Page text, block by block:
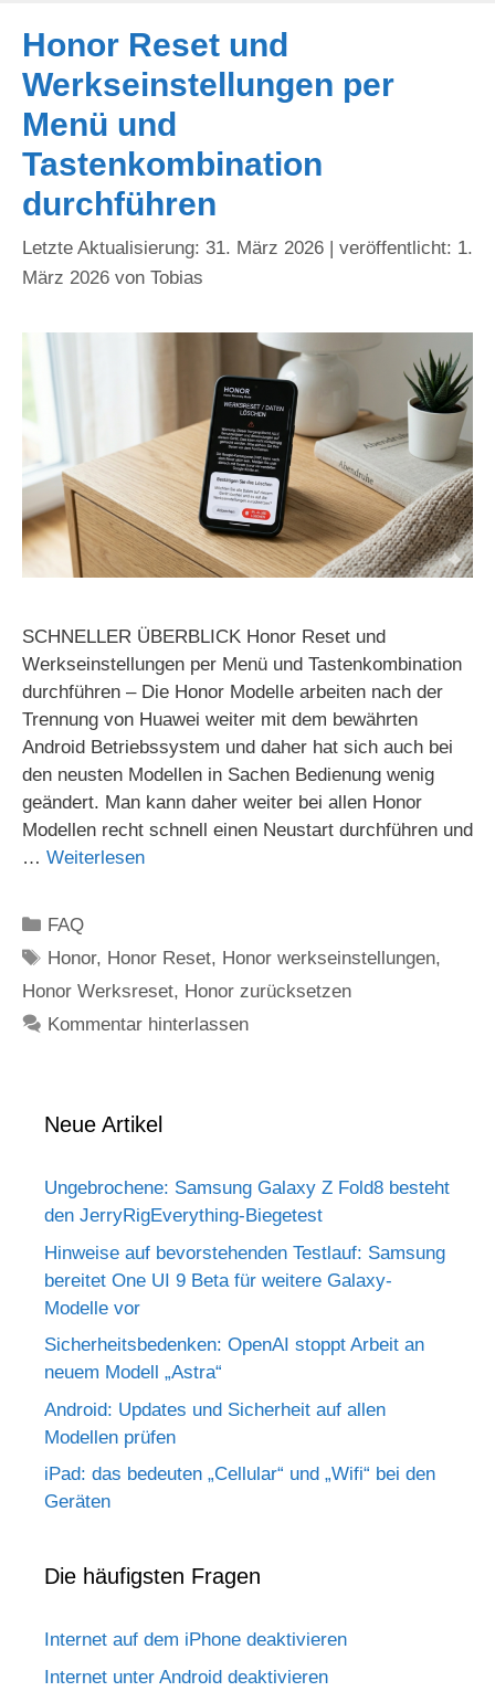
Honor Reset und
Werkseinstellungen per
Menü und
Tastenkombination
durchführen
31. März 2026
1.
März 2026 von Tobias
SCHNELLER ÜBERBLICK Honor Reset und
Werkseinstellungen per Menü und Tastenkombination
durchführen – Die Honor Modelle arbeiten nach der
Trennung von Huawei weiter mit dem bewährten
Android Betriebssystem und daher hat sich auch bei
den neusten Modellen in Sachen Bedienung wenig
geändert. Man kann daher weiter bei allen Honor
Modellen recht schnell einen Neustart durchführen und
… Weiterlesen
Kategorien
FAQ
Schlagwörter
Honor, Honor Reset, Honor werkseinstellungen,
Honor Werksreset, Honor zurücksetzen
Kommentar hinterlassen
Neue Artikel
Ungebrochene: Samsung Galaxy Z Fold8 besteht
den JerryRigEverything-Biegetest
Hinweise auf bevorstehenden Testlauf: Samsung
bereitet One UI 9 Beta für weitere Galaxy-
Modelle vor
Sicherheitsbedenken: OpenAI stoppt Arbeit an
neuem Modell „Astra“
Android: Updates und Sicherheit auf allen
Modellen prüfen
iPad: das bedeuten „Cellular“ und „Wifi“ bei den
Geräten
Die häufigsten Fragen
Internet auf dem iPhone deaktivieren
Internet unter Android deaktivieren